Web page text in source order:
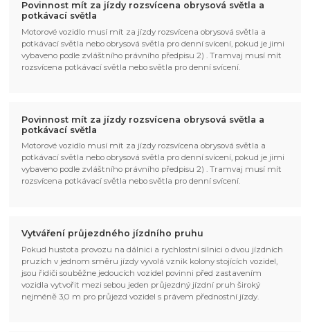
Povinnost mít za jízdy rozsvícena obrysová světla a
potkávací světla
Motorové vozidlo musí mít za jízdy rozsvícena obrysová světla a
potkávací světla nebo obrysová světla pro denní svícení, pokud je jimi
vybaveno podle zvláštního právního předpisu 2) . Tramvaj musí mít
rozsvícena potkávací světla nebo světla pro denní svícení.
Povinnost mít za jízdy rozsvícena obrysová světla a
potkávací světla
Motorové vozidlo musí mít za jízdy rozsvícena obrysová světla a
potkávací světla nebo obrysová světla pro denní svícení, pokud je jimi
vybaveno podle zvláštního právního předpisu 2) . Tramvaj musí mít
rozsvícena potkávací světla nebo světla pro denní svícení.
Vytváření průjezdného jízdního pruhu
Pokud hustota provozu na dálnici a rychlostní silnici o dvou jízdních
pruzích v jednom směru jízdy vyvolá vznik kolony stojících vozidel,
jsou řidiči souběžne jedoucích vozidel povinni před zastavením
vozidla vytvořit mezi sebou jeden průjezdný jízdní pruh široký
nejméně 3,0 m pro průjezd vozidel s právem přednostní jízdy.